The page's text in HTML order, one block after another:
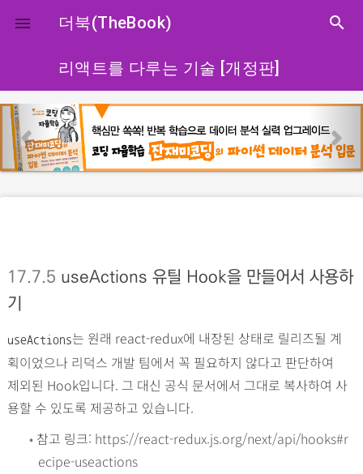
close
 더북(TheBook) search
리액트를 다루는 기술 [개정판]
p
r
e
s
e
x
17.7.5 useActions 유틸 Hook을 만들어서 사용하
기
useActions는 원래 react-redux에 내장된 상태로 릴리즈될 계
획이었으나 리덕스 개발 팀에서 꼭 필요하지 않다고 판단하여
제외된 Hook입니다. 그 대신 공식 문서에서 그대로 복사하여 사
용할 수 있도록 제공하고 있습니다.
• 참고 링크: https://react-redux.js.org/next/api/hooks#r
ecipe-useactions